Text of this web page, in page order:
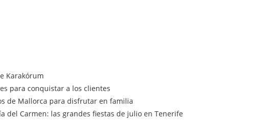
Karakórum
para conquistar a los clientes
de Mallorca para disfrutar en familia
del Carmen: las grandes fiestas de julio en Tenerife